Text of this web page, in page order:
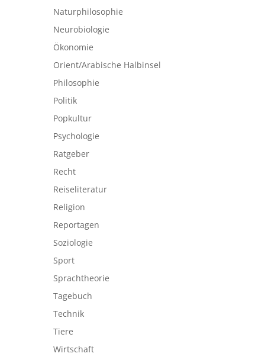
Naturphilosophie
Neurobiologie
Ökonomie
Orient/Arabische Halbinsel
Philosophie
Politik
Popkultur
Psychologie
Ratgeber
Recht
Reiseliteratur
Religion
Reportagen
Soziologie
Sport
Sprachtheorie
Tagebuch
Technik
Tiere
Wirtschaft